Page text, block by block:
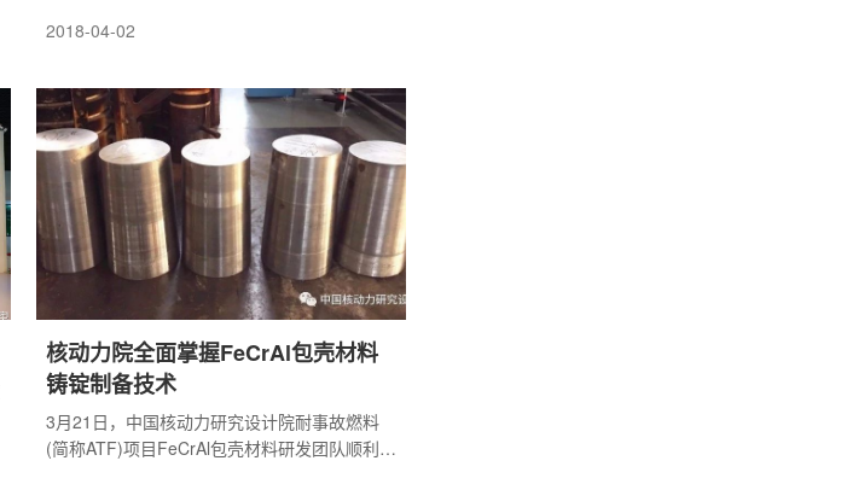
湾核电运营管理有限责任公司(以下简称大亚湾
2018-04-02
核动力院全面掌握FeCrAl包壳材料
铸锭制备技术
3月21日，中国核动力研究设计院耐事故燃料
(简称ATF)项目FeCrAl包壳材料研发团队顺利完